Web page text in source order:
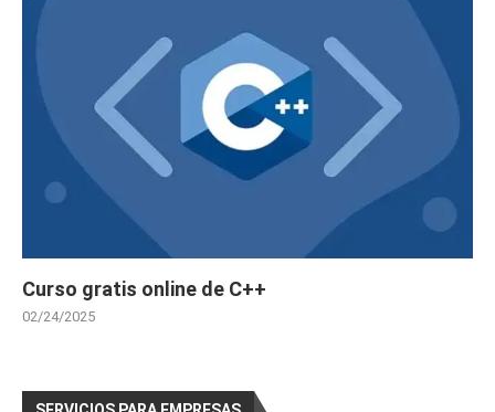
Curso Gratis Organización del Transporte
Mercancias por Carreteras (30 horas)
Curso Gratis Estrategia de supervivencia
frente a grandes superficies (20 horas)
Curso Gratis Introducción a las Nuevas T
ecnologías pequeño comercio (20 horas)
Curso Gratis Decoracion de escaparates
(30 horas)
Curso Gratis Presentación y empaquetados
de regalos (30 horas)
Curso Gratis Comercio Electrónico (30 ho
(20 horas)
Curso Gratis de Implantación de Espacios
Curso Gratis Supervivencia frende a Gran
Curso gratis online de C++
02/24/2025